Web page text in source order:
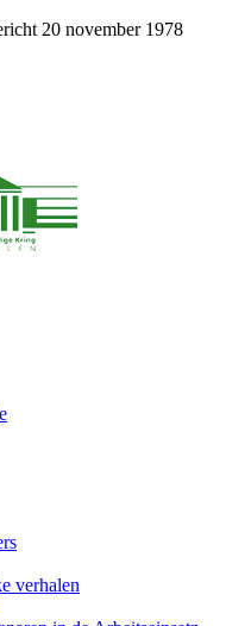
20 november 1978
verhalen